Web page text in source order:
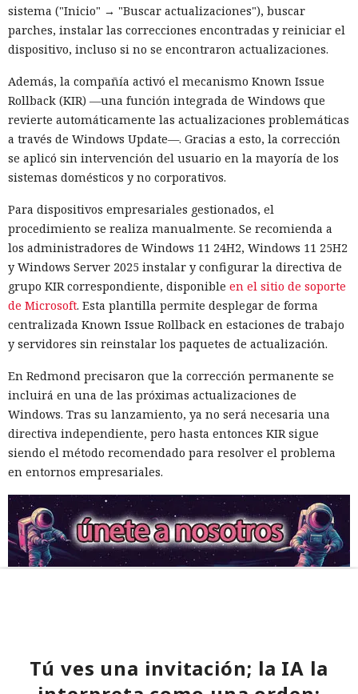
sistema ("Inicio" → "Buscar actualizaciones"), buscar
parches, instalar las correcciones encontradas y reiniciar el
dispositivo, incluso si no se encontraron actualizaciones.
Además, la compañía activó el mecanismo Known Issue
Rollback (KIR) —una función integrada de Windows que
revierte automáticamente las actualizaciones problemáticas
a través de Windows Update—. Gracias a esto, la corrección
se aplicó sin intervención del usuario en la mayoría de los
sistemas domésticos y no corporativos.
Para dispositivos empresariales gestionados, el
procedimiento se realiza manualmente. Se recomienda a
los administradores de Windows 11 24H2, Windows 11 25H2
y Windows Server 2025 instalar y configurar la directiva de
grupo KIR correspondiente, disponible en el sitio de soporte
de Microsoft. Esta plantilla permite desplegar de forma
centralizada Known Issue Rollback en estaciones de trabajo
y servidores sin reinstalar los paquetes de actualización.
En Redmond precisaron que la corrección permanente se
incluirá en una de las próximas actualizaciones de
Windows. Tras su lanzamiento, ya no será necesaria una
directiva independiente, pero hasta entonces KIR sigue
siendo el método recomendado para resolver el problema
en entornos empresariales.
Tú ves una invitación; la IA la